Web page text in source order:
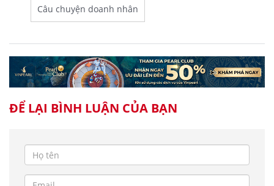
Câu chuyện doanh nhân
ĐỂ LẠI BÌNH LUẬN CỦA BẠN